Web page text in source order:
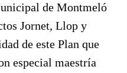
de Montmeló
Jornet, Llop y
de este Plan que
especial maestría